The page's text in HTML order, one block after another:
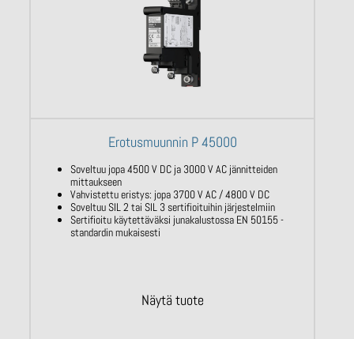
Erotusmuunnin P 45000
Soveltuu jopa 4500 V DC ja 3000 V AC jännitteiden
mittaukseen
Vahvistettu eristys: jopa 3700 V AC / 4800 V DC
Soveltuu SIL 2 tai SIL 3 sertifioituihin järjestelmiin
Sertifioitu käytettäväksi junakalustossa EN 50155 -
standardin mukaisesti
Näytä tuote